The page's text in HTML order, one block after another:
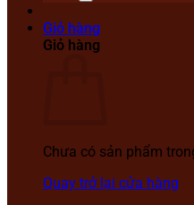
Giỏ hàng
Giỏ hàng
Chưa có sản phẩm
Quay trở lại cửa hàng